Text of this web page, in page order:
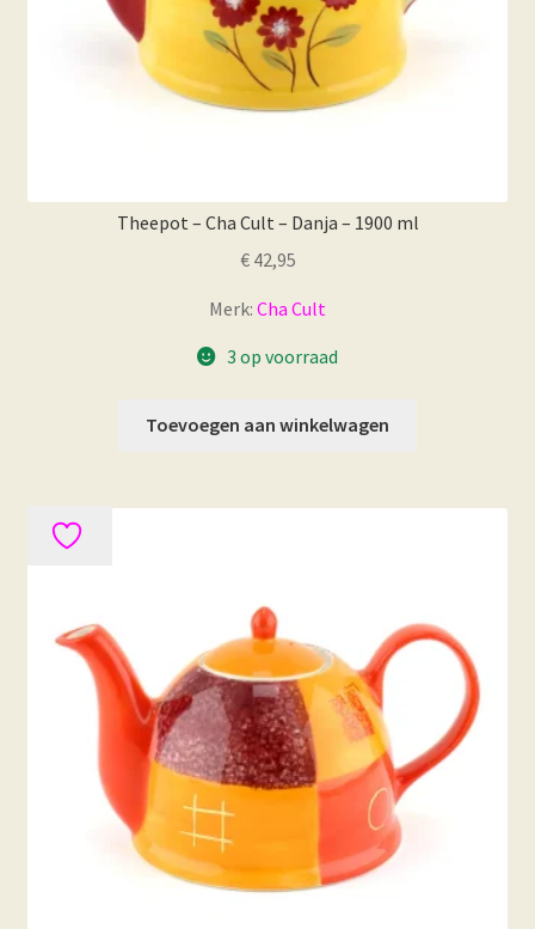
Theepot – Cha Cult – Danja – 1900 ml
€42,95
Merk: Cha Cult
3 op voorraad
Toevoegen aan winkelwagen